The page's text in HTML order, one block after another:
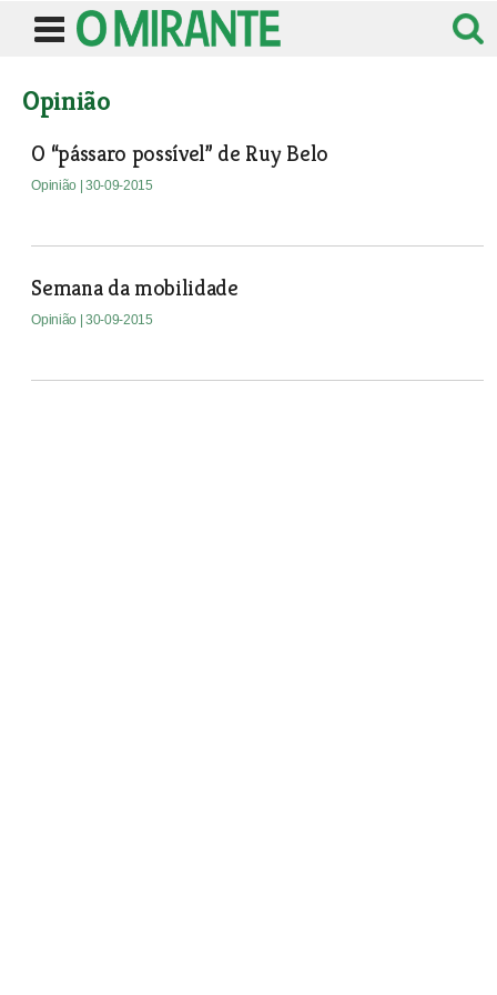
Opinião
O “pássaro possível” de Ruy Belo
Opinião | 30-09-2015
Semana da mobilidade
Opinião | 30-09-2015